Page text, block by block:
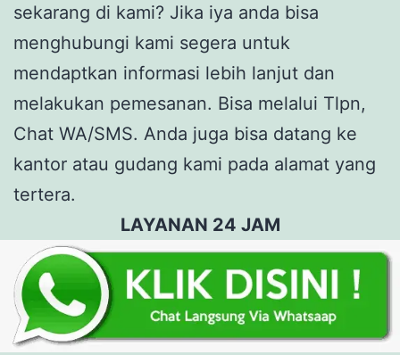
sekarang di kami? Jika iya anda bisa
menghubungi kami segera untuk
mendaptkan informasi lebih lanjut dan
melakukan pemesanan. Bisa melalui Tlpn,
Chat WA/SMS. Anda juga bisa datang ke
kantor atau gudang kami pada alamat yang
tertera.
LAYANAN 24 JAM